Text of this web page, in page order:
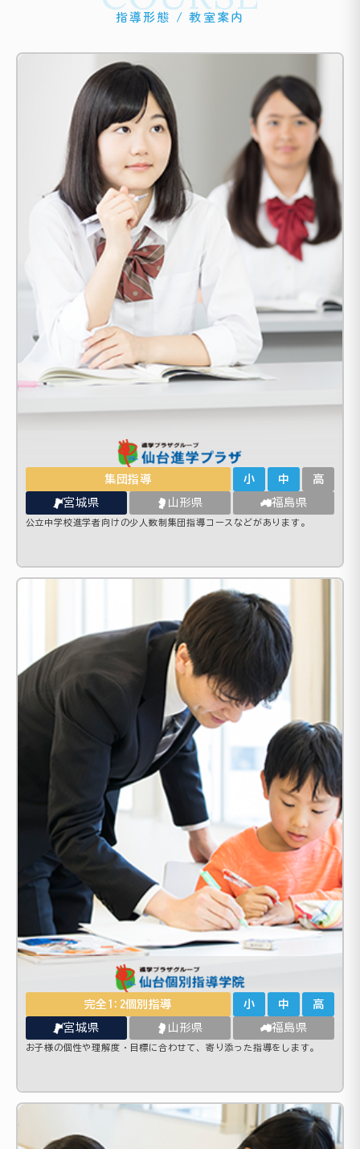
指導形態 / 教室案内
集団指導 小 中 高
宮城県 山形県 福島県
公立中学校進学者向けの少人数制集団指導コースなどがあります。
完全1:2個別指導 小 中 高
宮城県 山形県 福島県
お子様の個性や理解度・目標に合わせて、寄り添った指導をします。